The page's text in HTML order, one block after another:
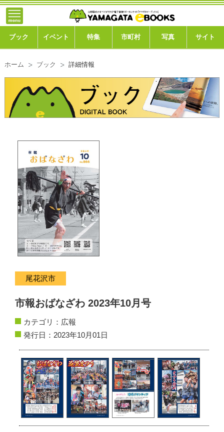
ブック イベント 特集 市町村 写真 サイト
ホーム ブック 詳細情報
尾花沢市
市報おばなざわ 2023年10月号
カテゴリ： 広報
発行日：2023年10月01日
トップ
ブック
市町村
このサイトについて
運営会社
ご利用ガイド
よくある質問
サイトマップ
個人情報保護方針
動作環境
リンク集
}; -->